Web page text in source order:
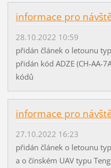
informace pro
28.10.2022 10:59
přidán článek o letounu
přidán kód ADZE (CH-AA-
kódů
informace pro
27.10.2022 16:23
přidán článek o letounu
a o čínském UAV typu